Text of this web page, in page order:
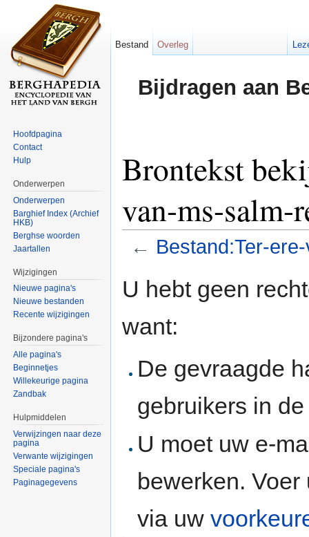
Bijdragen aan
Brontekst
van-ms-salm-
← Bestand:Ter-
U hebt geen
want:
De gevraagde
gebruikers in
U moet uw e-
bewerken.
via uw
Bestand Overleg
Hoofdpagina
Contact
Hulp
Onderwerpen
Onderwerpen
Barghief Index (Archief
HKB)
Berghse woorden
Jaartallen
Wijzigingen
Nieuwe pagina's
Nieuwe bestanden
Recente wijzigingen
Bijzondere pagina's
Alle pagina's
Beginnetjes
Willekeurige pagina
Zandbak
Hulpmiddelen
Verwijzingen naar deze
pagina
Verwante wijzigingen
Speciale pagina's
Paginagegevens